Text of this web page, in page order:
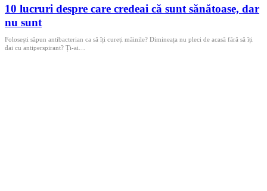
10 lucruri despre care credeai că sunt sănătoase, dar
nu sunt
Folosești săpun antibacterian ca să îți cureți mâinile? Dimineața nu pleci de acasă fără să îți
dai cu antiperspirant? Ți-ai…